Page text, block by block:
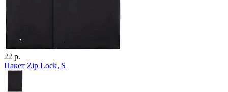
22 р.
Пакет Zip Lock, S